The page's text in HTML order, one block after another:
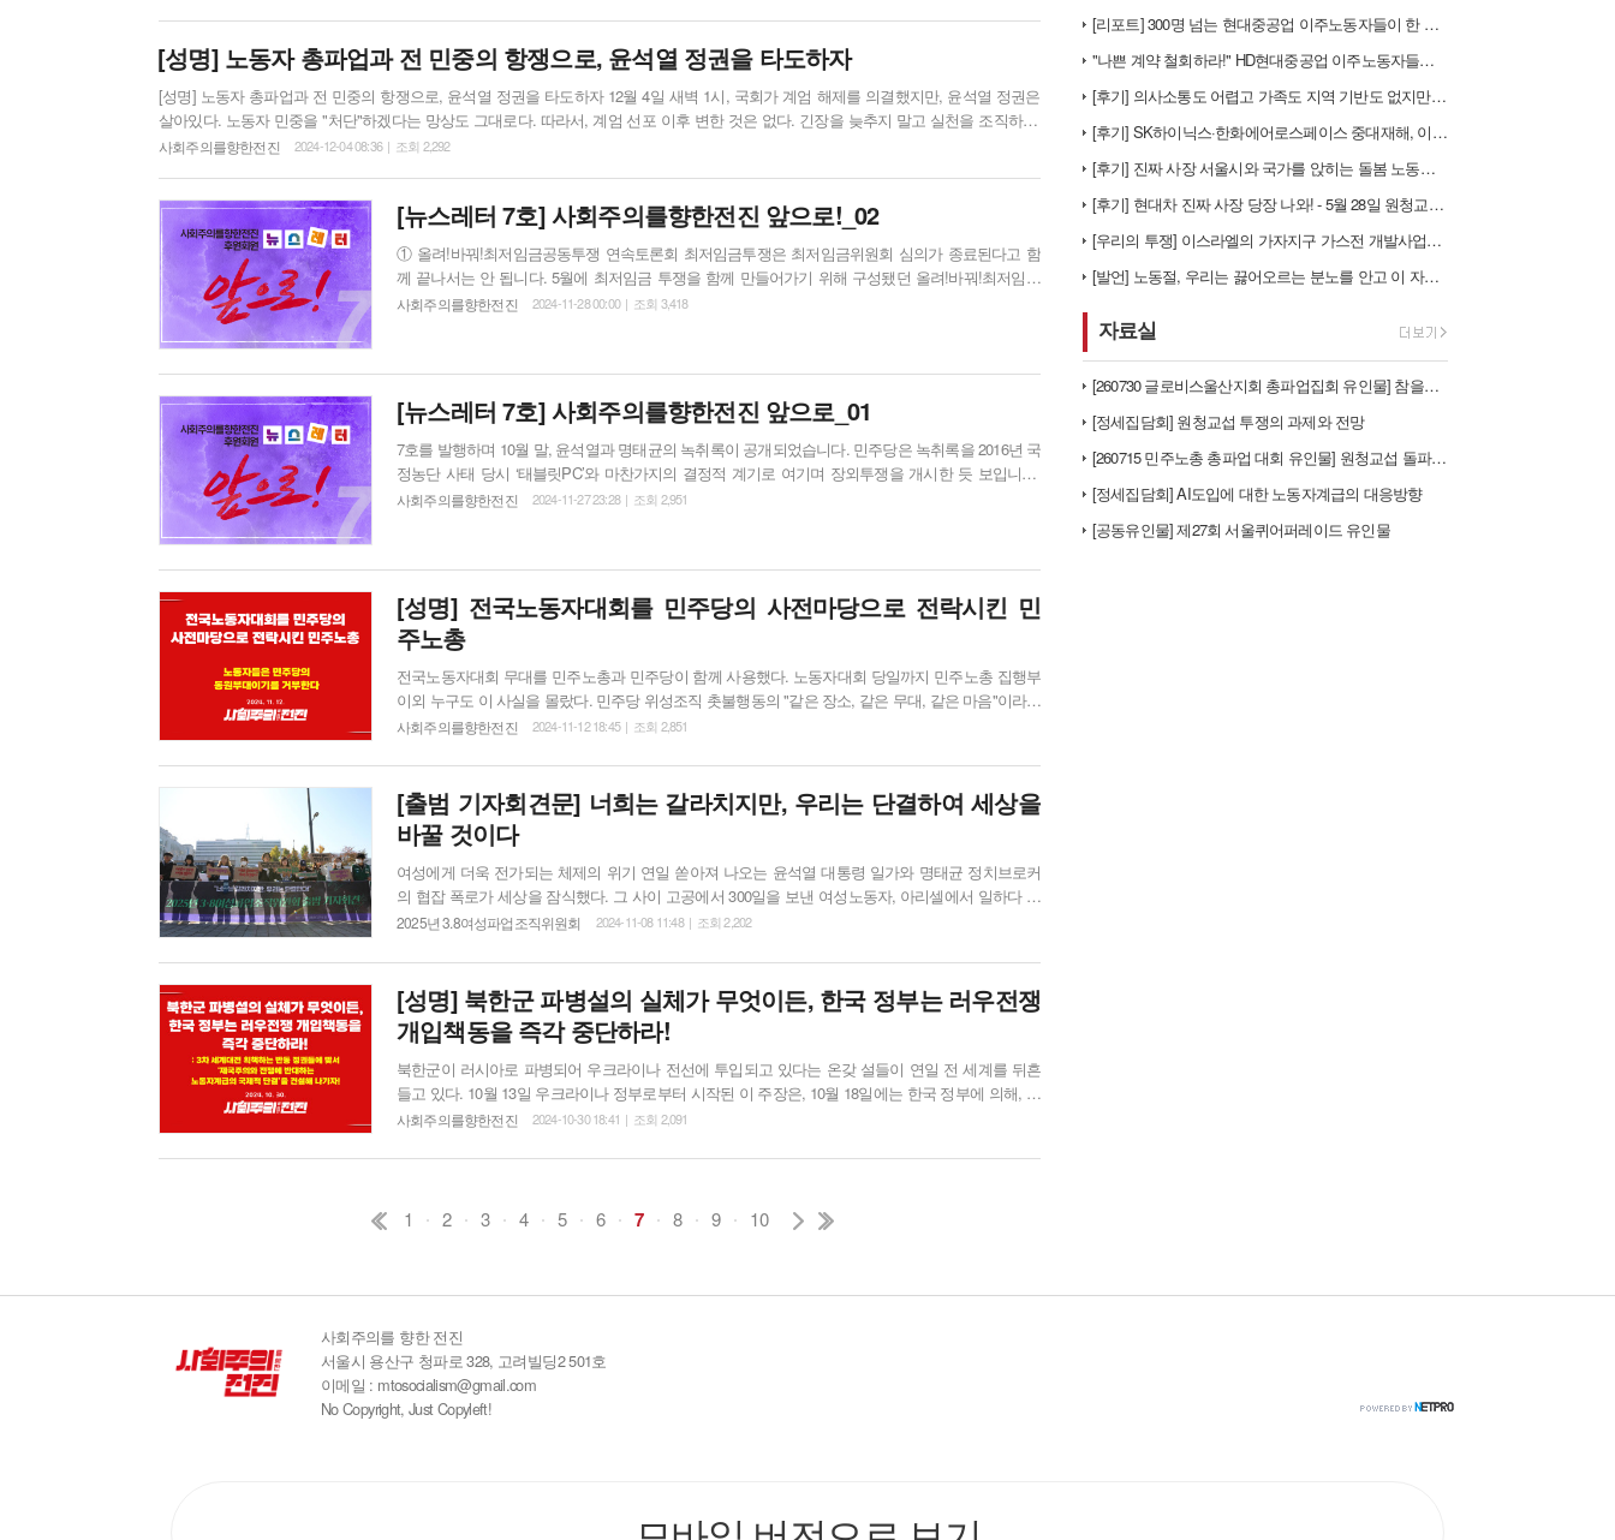
사위 윤상현은 "비상계엄은 고도의 통치행위"라고 강변했다. 국민의힘 의원들은 윤석열 담화 직후에
압도적...
[성명] 노동자 총파업과 전 민중의 항쟁으로, 윤석열 정권을 타도하자
[성명] 노동자 총파업과 전 민중의 항쟁으로, 윤석열 정권을 타도하자 12월 4일 새벽 1시, 국회가 계엄 해제를 의결했지만, 윤석열 정권은
살아있다. 노동자 민중을 "처단"하겠다는 망상도 그대로다. 따라서, 계엄 선포 이후 변한 것은 없다. 긴장을 늦추지 말고 실천을 조직하자.
무엇을 할 것인가? 군을 동원해 정권의 위기를 돌파하겠다는 윤석열의 망상에 대한 노동자 민중의 선택은 하나다. 가자, 윤석열 정권 타도
사회주의를향한전진 2024-12-04 08:36 | 조회 2,292
[뉴스레터 7호] 사회주의를향한전진 앞으로!_02
① 올려!바꿔!최저임금공동투쟁 연속토론회 최저임금투쟁은 최저임금위원회 심의가 종료된다고 함
께 끝나서는 안 됩니다. 5월에 최저임금 투쟁을 함께 만들어가기 위해 구성됐던 올려!바꿔!최저임금
공동투쟁은 하반기에도 최저임금 투쟁 단위를 모아내고, 제도개선 방향을 논의하기 위해 연속토론회
임금법 5조 3항, 도급 노동...
사회주의를향한전진 2024-11-28 00:00 | 조회 3,418
[뉴스레터 7호] 사회주의를향한전진 앞으로_01
7호를 발행하며 10월 말, 윤석열과 명태균의 녹취록이 공개되었습니다. 민주당은 녹취록을 2016년 국
정농단 사태 당시 ‘태블릿PC’와 마찬가지의 결정적 계기로 여기며 장외투쟁을 개시한 듯 보입니다.
그러나 장외투쟁은 확대되지 않고 있습니다. 이미 문재인 정권을 경험한 노동자 민중이 거리로 나오
사회주의를향한전진 2024-11-27 23:28 | 조회 2,951
[성명] 전국노동자대회를 민주당의 사전마당으로 전락시킨 민
주노총
전국노동자대회 무대를 민주노총과 민주당이 함께 사용했다. 노동자대회 당일까지 민주노총 집행부
이외 누구도 이 사실을 몰랐다. 민주당 위성조직 촛불행동의 "같은 장소, 같은 무대, 같은 마음"이라는
홍보를 보고서야, 한동훈의 "누가 봐도 민노총 + 촛불행동 + 더불어민주당이 한 날 한 무대에서 원
이다. 조합원들을 이렇게 욕보일 수 있는가. 곳곳에서 비판이 쏟아지지만, 민주노총 ...
사회주의를향한전진 2024-11-12 18:45 | 조회 2,851
[출범 기자회견문] 너희는 갈라치지만, 우리는 단결하여 세상을
바꿀 것이다
여성에게 더욱 전가되는 체제의 위기 연일 쏟아져 나오는 윤석열 대통령 일가와 명태균 정치브로커
의 협잡 폭로가 세상을 잠식했다. 그 사이 고공에서 300일을 보낸 여성노동자, 아리셀에서 일하다 죽
은 이주여성노동자의 죽음은 보이지도 않는다. 지지율 10%대보다 더 심한 건 최소한의 노동조건조
여전히 정부는 자본주의의 위기, 정권의 위기를 여성노동자민중에게 전가하는 것으로 벗어나려 한
다. 국무총리가 대독한 국회시정연설에는 4대(연금&mid...
2025년 3.8여성파업조직위원회 2024-11-08 11:48 | 조회 2,202
[성명] 북한군 파병설의 실체가 무엇이든, 한국 정부는 러우전쟁
개입책동을 즉각 중단하라!
북한군이 러시아로 파병되어 우크라이나 전선에 투입되고 있다는 온갖 설들이 연일 전 세계를 뒤흔
들고 있다. 10월 13일 우크라이나 정부로부터 시작된 이 주장은, 10월 18일에는 한국 정부에 의해, 10
월 23일에는 미국 정부에 의해 확인된 뒤, 이제 서방 진영에서 하나의 기정사실처럼 간주되고 있다.
진영의 선정적인 주장들이 난무하지만 여전히 결정적인 근거는 제시되지 않고 있기 때문이다. 그리
사회주의를향한전진 2024-10-30 18:41 | 조회 2,091
1 2 3 4 5 6 7 8 9 10
[리포트] 300명 넘는 현대중공업 이주노동자들이 한 자리에 모이다
"나쁜 계약 철회하라!" HD현대중공업 이주노동자들이 일어서다
[후기] 의사소통도 어렵고 가족도 지역 기반도 없지만, 민주노조의 길이 …
[후기] SK하이닉스·한화에어로스페이스 중대재해, 이윤 위해 생명안전을 …
[후기] 진짜 사장 서울시와 국가를 앉히는 돌봄 노동자 투쟁을 위해
[후기] 현대차 진짜 사장 당장 나와! - 5월 28일 원청교섭 불응 현…
[우리의 투쟁] 이스라엘의 가자지구 가스전 개발사업에 참여하는 한국석유공…
[발언] 노동절, 우리는 끓어오르는 분노를 안고 이 자리에 섰습니다
자료실
[260730 글로비스울산지회 총파업집회 유인물] 참을만큼 참았다! 총단…
[정세집담회] 원청교섭 투쟁의 과제와 전망
[260715 민주노총 총파업 대회 유인물] 원청교섭 돌파구 - 7월 총…
[정세집담회] AI도입에 대한 노동자계급의 대응방향
[공동유인물] 제27회 서울퀴어퍼레이드 유인물
사회주의를 향한 전진
서울시 용산구 청파로 328, 고려빌딩2 501호
이메일 : mtosocialism@gmail.com
No Copyright, Just Copyleft!